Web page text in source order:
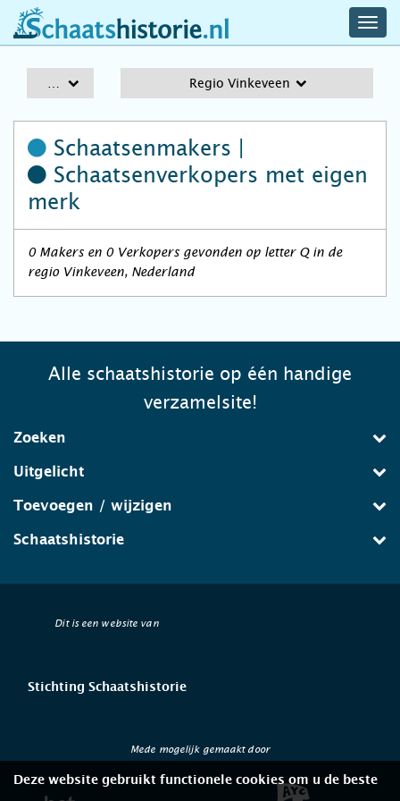
schaatshistorie.nl
Regio Vinkeveen
Schaatsenmakers |
Schaatsenverkopers met eigen
merk
0 Makers en 0 Verkopers gevonden op letter Q in de
regio Vinkeveen, Nederland
Alle schaatshistorie op één handige
verzamelsite!
Zoeken
Uitgelicht
Toevoegen / wijzigen
Schaatshistorie
Dit is een website van
Stichting Schaatshistorie
Mede mogelijk gemaakt door
Deze website gebruikt functionele cookies om u de beste